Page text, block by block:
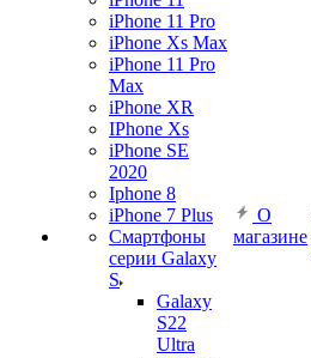
iPhone 11 Pro
iPhone Xs Max
iPhone 11 Pro
Max
iPhone XR
IPhone Xs
iPhone SE
2020
Iphone 8
iPhone 7 Plus
Смартфоны
серии Galaxy
S
Galaxy
S22
Ultra
О
магазине